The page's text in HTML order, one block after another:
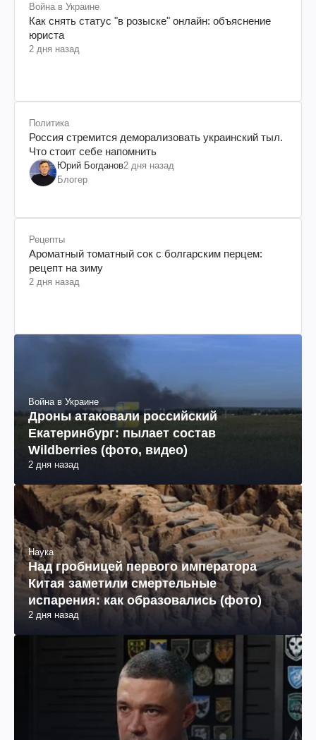
Война в Украине
Как снять статус "в розыске" онлайн: объяснение
юриста
2 дня назад
Политика
Россия стремится деморализовать украинский тыл.
Что стоит себе напомнить
Юрий Богданов2 дня назад
Блогер
Рецепты
Ароматный томатный сок с болгарским перцем:
рецепт на зиму
2 дня назад
Война в Украине
Дроны атаковали российский
Екатеринбург: пылает состав
Wildberries (фото, видео)
2 дня назад
Наука
Над гробницей первого императора
Китая заметили смертельные
испарения: как образовались (фото)
2 дня назад